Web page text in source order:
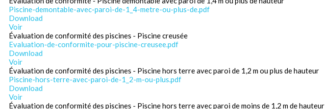
Piscine-demontable-avec-paroi-de-1_4-metre-ou-plus-de.pdf
Download
Voir
Évaluation de conformité des piscines - Piscine creusée
Evaluation-de-conformite-pour-piscine-creusee.pdf
Download
Voir
Évaluation de conformité des piscines - Piscine hors terre avec paroi de 1,2 m ou plus de hauteur
Piscine-hors-terre-avec-paroi-de-1_2-m-ou-plus.pdf
Download
Voir
Évaluation de conformité des piscines - Piscine hors terre avec paroi de moins de 1,2 m de hauteur